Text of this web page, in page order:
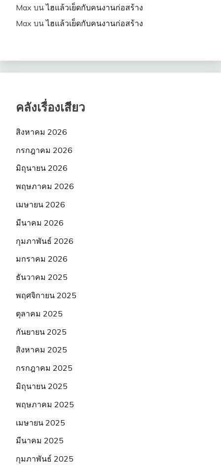
Max บนไฮแล้วเย็ดกับคนงานก่อสร้าง
Max บนไฮแล้วเย็ดกับคนงานก่อสร้าง
คลังเรื่องเสียว
สิงหาคม 2026
กรกฎาคม 2026
มิถุนายน 2026
พฤษภาคม 2026
เมษายน 2026
มีนาคม 2026
กุมภาพันธ์ 2026
มกราคม 2026
ธันวาคม 2025
พฤศจิกายน 2025
ตุลาคม 2025
กันยายน 2025
สิงหาคม 2025
กรกฎาคม 2025
มิถุนายน 2025
พฤษภาคม 2025
เมษายน 2025
มีนาคม 2025
กุมภาพันธ์ 2025